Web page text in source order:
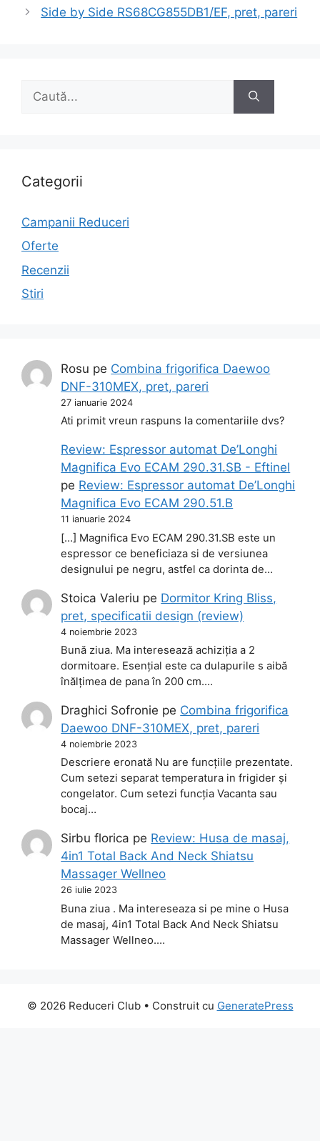
Side by Side RS68CG855DB1/EF, pret, pareri
după:
Categorii
Campanii Reduceri
Oferte
Recenzii
Stiri
Rosu pe Combina frigorifica Daewoo
DNF-310MEX, pret, pareri
27 ianuarie 2024
Ati primit vreun raspuns la comentariile dvs?
Review: Espressor automat De’Longhi
Magnifica Evo ECAM 290.31.SB - Eftinel
pe Review: Espressor automat De’Longhi
Magnifica Evo ECAM 290.51.B
11 ianuarie 2024
[…] Magnifica Evo ECAM 290.31.SB este un
espressor ce beneficiaza si de versiunea
designului pe negru, astfel ca dorinta de…
Stoica Valeriu pe Dormitor Kring Bliss,
pret, specificatii design (review)
4 noiembrie 2023
Bună ziua. Ma interesează achiziția a 2
dormitoare. Esențial este ca dulapurile s aibă
înălțimea de pana în 200 cm.…
Draghici Sofronie pe Combina frigorifica
Daewoo DNF-310MEX, pret, pareri
4 noiembrie 2023
Descriere eronată Nu are funcțiile prezentate.
Cum setezi separat temperatura in frigider și
congelator. Cum setezi funcția Vacanta sau
bocaj…
Sirbu florica pe Review: Husa de masaj,
4in1 Total Back And Neck Shiatsu
Massager Wellneo
26 iulie 2023
Buna ziua . Ma intereseaza si pe mine o Husa
de masaj, 4in1 Total Back And Neck Shiatsu
Massager Wellneo.…
© 2026 Reduceri Club• Construit cu GeneratePress